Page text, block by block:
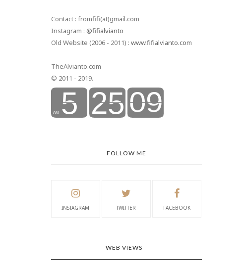
Contact : fromfifi(at)gmail.com
Instagram : @fifialvianto
Old Website (2006 - 2011) : www.fifialvianto.com
TheAlvianto.com
© 2011 - 2019.
FOLLOW ME
INSTAGRAM TWITTER FACEBOOK
WEB VIEWS